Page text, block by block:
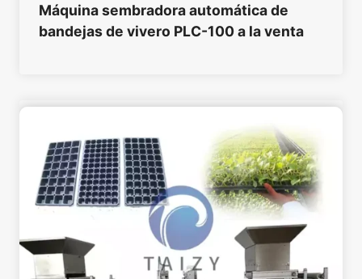
Máquina sembradora automática de
bandejas de vivero PLC-100 a la venta